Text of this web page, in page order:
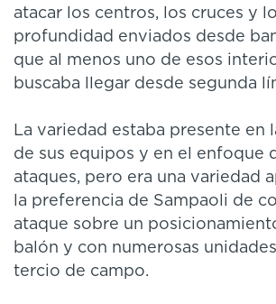
atacar los centros, los cruces y
profundidad enviados desde
que al menos uno de esos
buscaba llegar desde segunda
La variedad estaba presente en
de sus equipos y en el enfoque
ataques, pero era una variedad
la preferencia de Sampaoli de
ataque sobre un
balón y con numerosas
tercio de campo.